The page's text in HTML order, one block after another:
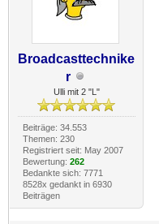
Broadcasttechnike
r
Ulli mit 2 "L"
Beiträge: 34.553
Themen: 230
Registriert seit: May 2007
Bewertung: 262
Bedankte sich: 7771
8528x gedankt in 6930
Beiträgen